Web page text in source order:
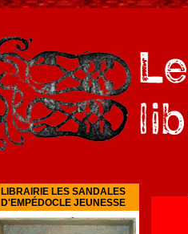
LIBRAIRIE LES SANDALES
D'EMPÉDOCLE JEUNESSE